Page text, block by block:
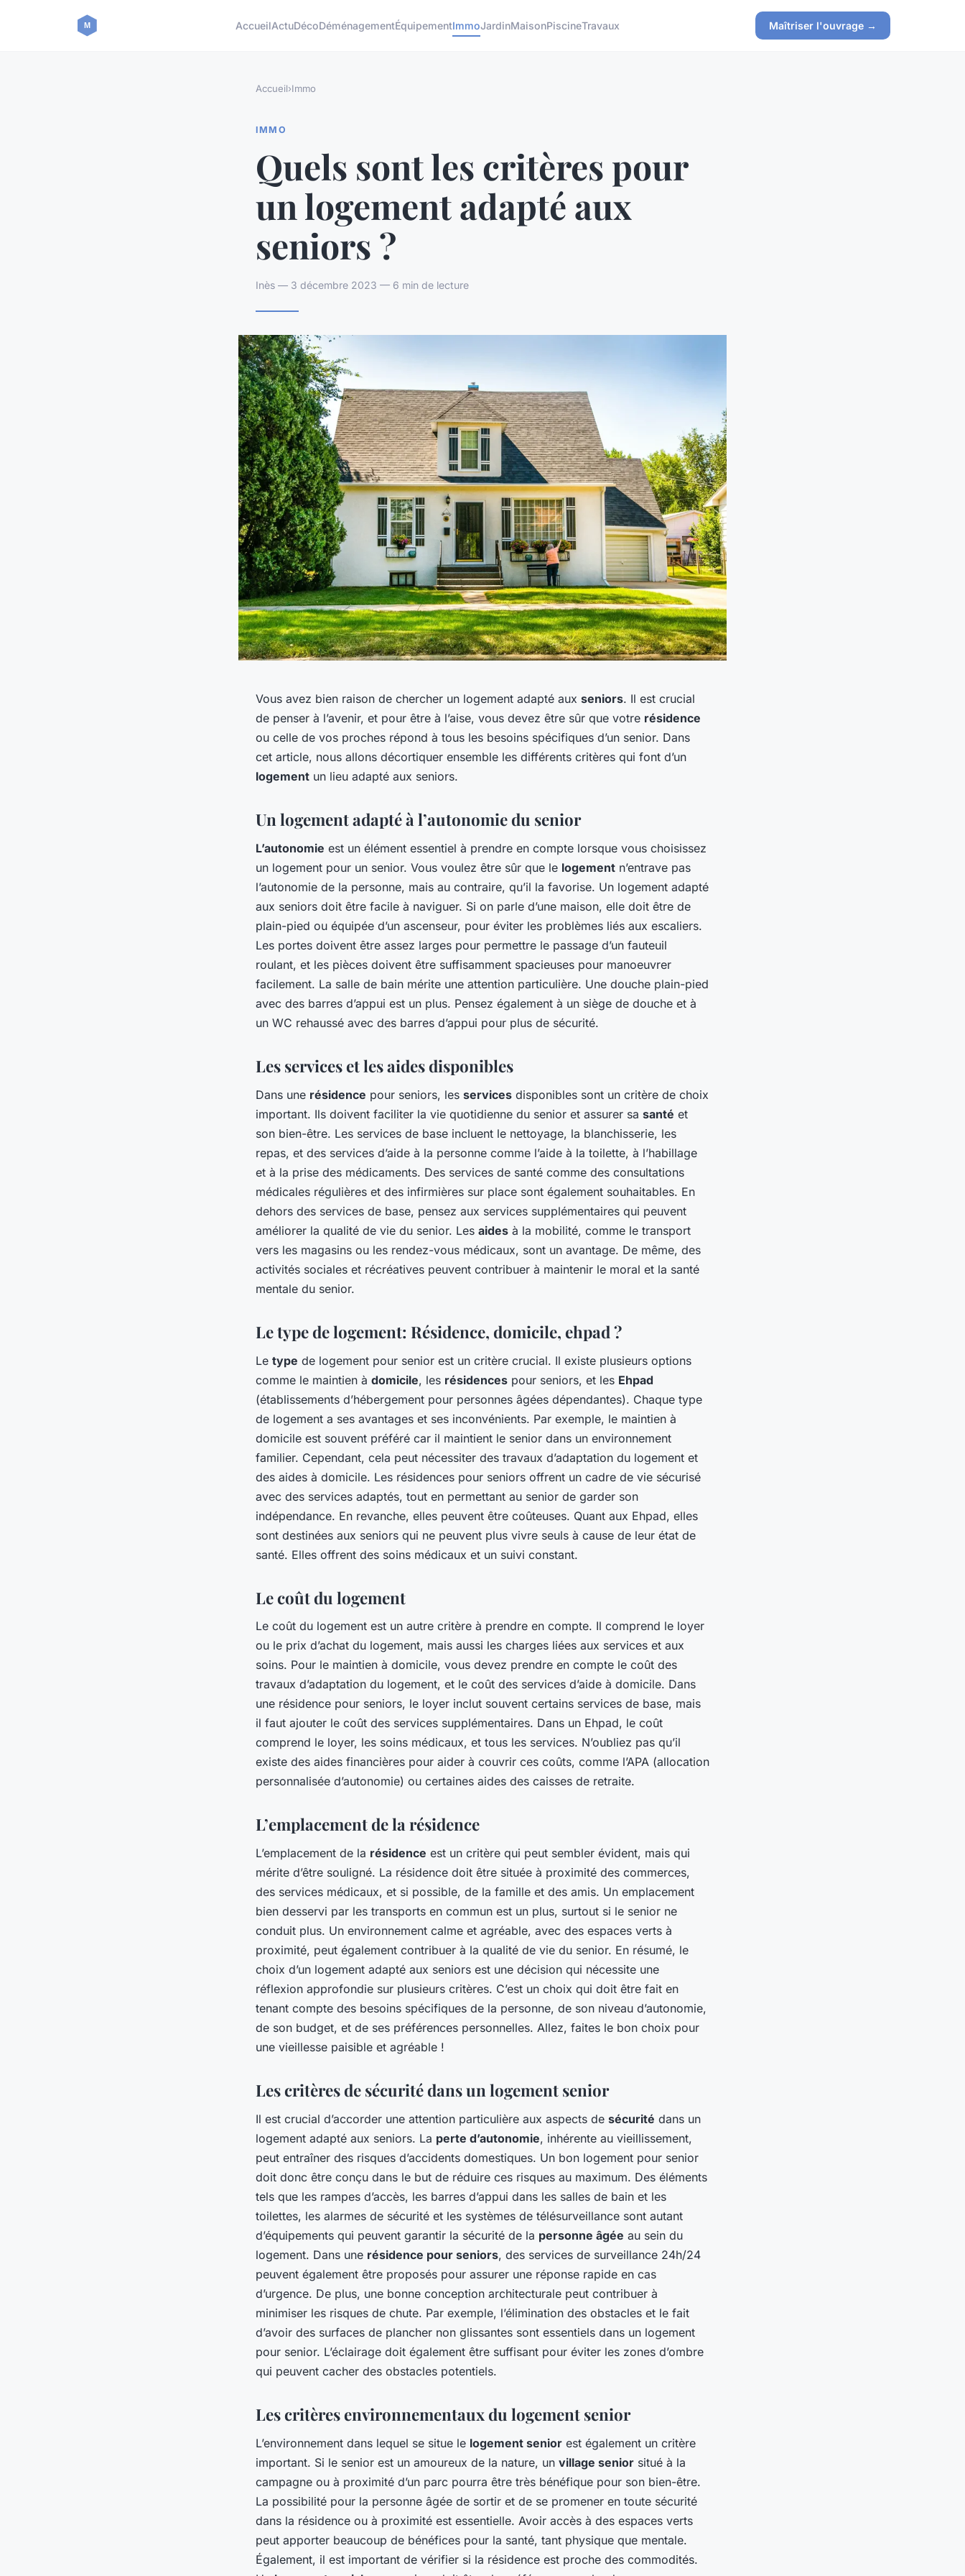
AccueilActuDécoDéménagementÉquipementImmoJardinMaisonPiscineTravaux Maîtriser l'ouvrage →
Accueil›Immo
IMMO
Quels sont les critères pour
un logement adapté aux
seniors ?
Inès — 3 décembre 2023 — 6 min de lecture
Vous avez bien raison de chercher un logement adapté aux seniors. Il est crucial
de penser à l’avenir, et pour être à l’aise, vous devez être sûr que votre résidence
ou celle de vos proches répond à tous les besoins spécifiques d’un senior. Dans
cet article, nous allons décortiquer ensemble les différents critères qui font d’un
logement un lieu adapté aux seniors.
Un logement adapté à l’autonomie du senior
L’autonomie est un élément essentiel à prendre en compte lorsque vous choisissez
un logement pour un senior. Vous voulez être sûr que le logement n’entrave pas
l’autonomie de la personne, mais au contraire, qu’il la favorise. Un logement adapté
aux seniors doit être facile à naviguer. Si on parle d’une maison, elle doit être de
plain-pied ou équipée d’un ascenseur, pour éviter les problèmes liés aux escaliers.
Les portes doivent être assez larges pour permettre le passage d’un fauteuil
roulant, et les pièces doivent être suffisamment spacieuses pour manoeuvrer
facilement. La salle de bain mérite une attention particulière. Une douche plain-pied
avec des barres d’appui est un plus. Pensez également à un siège de douche et à
un WC rehaussé avec des barres d’appui pour plus de sécurité.
Les services et les aides disponibles
Dans une résidence pour seniors, les services disponibles sont un critère de choix
important. Ils doivent faciliter la vie quotidienne du senior et assurer sa santé et
son bien-être. Les services de base incluent le nettoyage, la blanchisserie, les
repas, et des services d’aide à la personne comme l’aide à la toilette, à l’habillage
et à la prise des médicaments. Des services de santé comme des consultations
médicales régulières et des infirmières sur place sont également souhaitables. En
dehors des services de base, pensez aux services supplémentaires qui peuvent
améliorer la qualité de vie du senior. Les aides à la mobilité, comme le transport
vers les magasins ou les rendez-vous médicaux, sont un avantage. De même, des
activités sociales et récréatives peuvent contribuer à maintenir le moral et la santé
mentale du senior.
Le type de logement: Résidence, domicile, ehpad ?
Le type de logement pour senior est un critère crucial. Il existe plusieurs options
comme le maintien à domicile, les résidences pour seniors, et les Ehpad
(établissements d’hébergement pour personnes âgées dépendantes). Chaque type
de logement a ses avantages et ses inconvénients. Par exemple, le maintien à
domicile est souvent préféré car il maintient le senior dans un environnement
familier. Cependant, cela peut nécessiter des travaux d’adaptation du logement et
des aides à domicile. Les résidences pour seniors offrent un cadre de vie sécurisé
avec des services adaptés, tout en permettant au senior de garder son
indépendance. En revanche, elles peuvent être coûteuses. Quant aux Ehpad, elles
sont destinées aux seniors qui ne peuvent plus vivre seuls à cause de leur état de
santé. Elles offrent des soins médicaux et un suivi constant.
Le coût du logement
Le coût du logement est un autre critère à prendre en compte. Il comprend le loyer
ou le prix d’achat du logement, mais aussi les charges liées aux services et aux
soins. Pour le maintien à domicile, vous devez prendre en compte le coût des
travaux d’adaptation du logement, et le coût des services d’aide à domicile. Dans
une résidence pour seniors, le loyer inclut souvent certains services de base, mais
il faut ajouter le coût des services supplémentaires. Dans un Ehpad, le coût
comprend le loyer, les soins médicaux, et tous les services. N’oubliez pas qu’il
existe des aides financières pour aider à couvrir ces coûts, comme l’APA (allocation
personnalisée d’autonomie) ou certaines aides des caisses de retraite.
L’emplacement de la résidence
L’emplacement de la résidence est un critère qui peut sembler évident, mais qui
mérite d’être souligné. La résidence doit être située à proximité des commerces,
des services médicaux, et si possible, de la famille et des amis. Un emplacement
bien desservi par les transports en commun est un plus, surtout si le senior ne
conduit plus. Un environnement calme et agréable, avec des espaces verts à
proximité, peut également contribuer à la qualité de vie du senior. En résumé, le
choix d’un logement adapté aux seniors est une décision qui nécessite une
réflexion approfondie sur plusieurs critères. C’est un choix qui doit être fait en
tenant compte des besoins spécifiques de la personne, de son niveau d’autonomie,
de son budget, et de ses préférences personnelles. Allez, faites le bon choix pour
une vieillesse paisible et agréable !
Les critères de sécurité dans un logement senior
Il est crucial d’accorder une attention particulière aux aspects de sécurité dans un
logement adapté aux seniors. La perte d’autonomie, inhérente au vieillissement,
peut entraîner des risques d’accidents domestiques. Un bon logement pour senior
doit donc être conçu dans le but de réduire ces risques au maximum. Des éléments
tels que les rampes d’accès, les barres d’appui dans les salles de bain et les
toilettes, les alarmes de sécurité et les systèmes de télésurveillance sont autant
d’équipements qui peuvent garantir la sécurité de la personne âgée au sein du
logement. Dans une résidence pour seniors, des services de surveillance 24h/24
peuvent également être proposés pour assurer une réponse rapide en cas
d’urgence. De plus, une bonne conception architecturale peut contribuer à
minimiser les risques de chute. Par exemple, l’élimination des obstacles et le fait
d’avoir des surfaces de plancher non glissantes sont essentiels dans un logement
pour senior. L’éclairage doit également être suffisant pour éviter les zones d’ombre
qui peuvent cacher des obstacles potentiels.
Les critères environnementaux du logement senior
L’environnement dans lequel se situe le logement senior est également un critère
important. Si le senior est un amoureux de la nature, un village senior situé à la
campagne ou à proximité d’un parc pourra être très bénéfique pour son bien-être.
La possibilité pour la personne âgée de sortir et de se promener en toute sécurité
dans la résidence ou à proximité est essentielle. Avoir accès à des espaces verts
peut apporter beaucoup de bénéfices pour la santé, tant physique que mentale.
Également, il est important de vérifier si la résidence est proche des commodités.